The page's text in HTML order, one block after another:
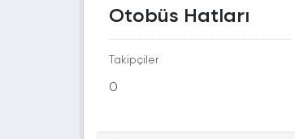
Otobüs Hatları
Takipçiler
0